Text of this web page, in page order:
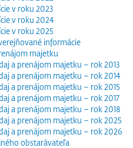
v roku 2023
v roku 2024
v roku 2025
informácie
majetku
a prenájom majetku – rok 2013
a prenájom majetku – rok 2014
a prenájom majetku – rok 2015
a prenájom majetku – rok 2017
a prenájom majetku – rok 2018
a prenájom majetku – rok 2025
a prenájom majetku – rok 2026
obstarávateľa